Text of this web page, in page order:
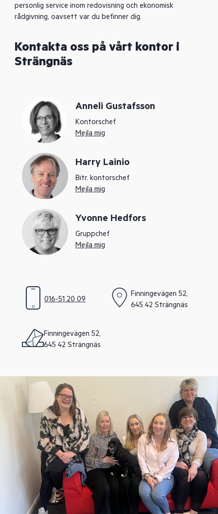
personlig service inom redovisning och ekonomisk
rådgivning, oavsett var du befinner dig.
Kontakta oss på vårt kontor i
Strängnäs
Anneli Gustafsson
Kontorschef
Mejla mig
Harry Lainio
Bitr. kontorschef
Mejla mig
Yvonne Hedfors
Gruppchef
Mejla mig
016-51 20 09
Finningevägen 52,
645 42 Strängnäs
Finningevägen 52,
645 42 Strängnäs